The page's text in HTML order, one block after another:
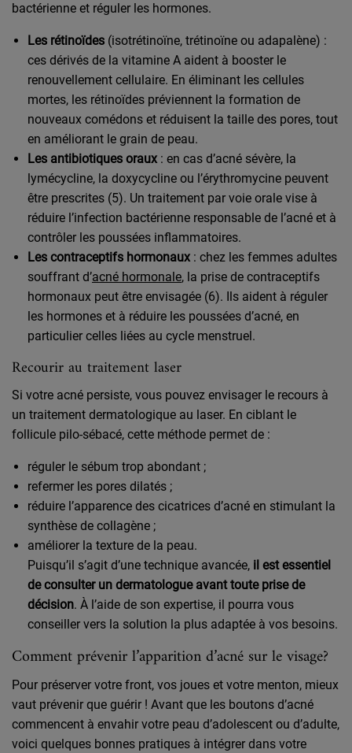
bactérienne et réguler les hormones.
Les rétinoïdes (isotrétinoïne, trétinoïne ou adapalène) :
ces dérivés de la vitamine A aident à booster le
renouvellement cellulaire. En éliminant les cellules
mortes, les rétinoïdes préviennent la formation de
nouveaux comédons et réduisent la taille des pores, tout
en améliorant le grain de peau.
Les antibiotiques oraux: en cas d’acné sévère, la
lymécycline, la doxycycline ou l’érythromycine peuvent
être prescrites (5). Un traitement par voie orale vise à
réduire l’infection bactérienne responsable de l’acné et à
contrôler les poussées inflammatoires.
Les contraceptifs hormonaux: chez les femmes adultes
souffrant d’acné hormonale, la prise de contraceptifs
hormonaux peut être envisagée (6). Ils aident à réguler
les hormones et à réduire les poussées d’acné, en
particulier celles liées au cycle menstruel.
Recourir au traitement laser
Si votre acné persiste, vous pouvez envisager le recours à
un traitement dermatologique au laser. En ciblant le
follicule pilo-sébacé, cette méthode permet de :
réguler le sébum trop abondant ;
refermer les pores dilatés ;
réduire l’apparence des cicatrices d’acné en stimulant la
synthèse de collagène ;
améliorer la texture de la peau.
Puisqu’il s’agit d’une technique avancée, il est essentiel
de consulter un dermatologue avant toute prise de
décision. À l’aide de son expertise, il pourra vous
conseiller vers la solution la plus adaptée à vos besoins.
Comment prévenir l’apparition d’acné sur le visage?
Pour préserver votre front, vos joues et votre menton, mieux
vaut prévenir que guérir ! Avant que les boutons d’acné
commencent à envahir votre peau d’adolescent ou d’adulte,
voici quelques bonnes pratiques à intégrer dans votre